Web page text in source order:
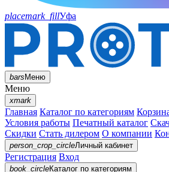
placemark_fillУфа
barsМеню
Меню
xmark
Главная Каталог по категориям
Условия работы Печатный каталог
Скидки Стать дилером О компании
person_crop_circleЛичный кабинет
Регистрация Вход
book_circleКаталог по категориям